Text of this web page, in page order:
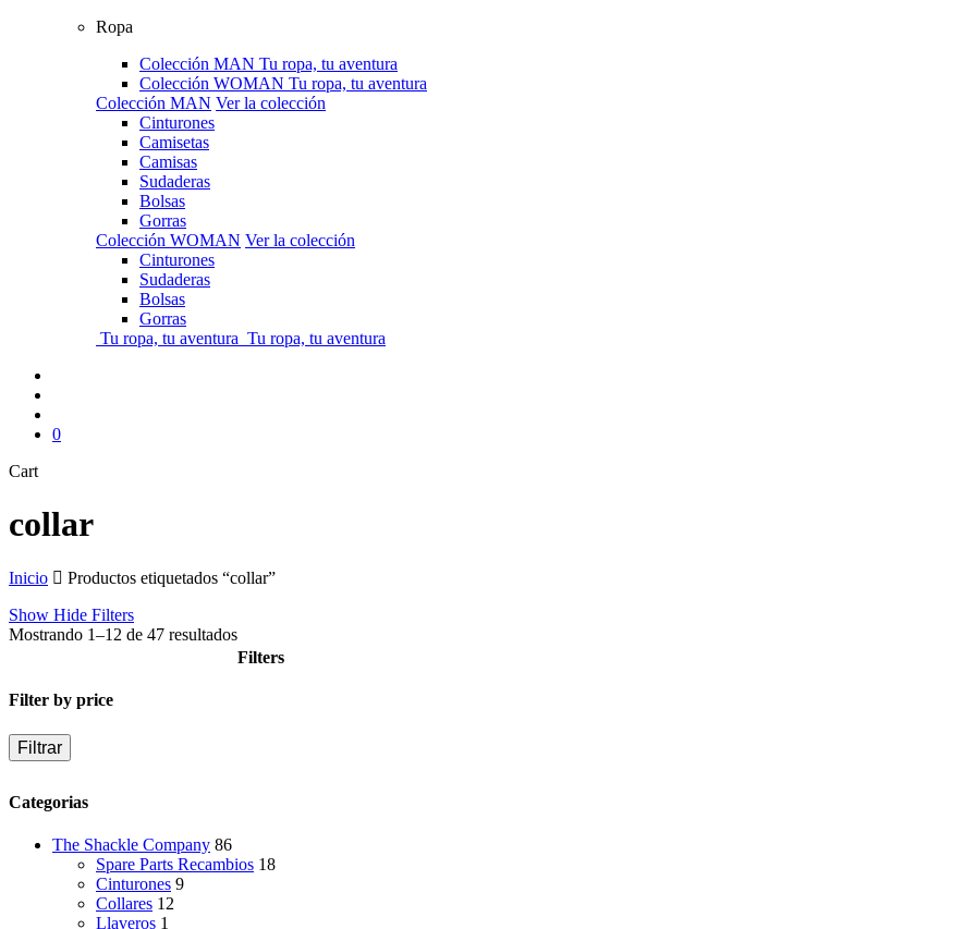
Ropa
Colección MAN Tu ropa, tu aventura
Colección WOMAN Tu ropa, tu aventura
Colección MAN Ver la colección
Cinturones
Camisetas
Camisas
Sudaderas
Bolsas
Gorras
Colección WOMAN Ver la colección
Cinturones
Sudaderas
Bolsas
Gorras
Tu ropa, tu aventura Tu ropa, tu aventura
0
CartClose
collar
Inicio
Productos etiquetados “collar”
Show Hide Filters
Mostrando 1–12 de 47 resultados
Filters
Close
Filter by price
Filtrar
Categorias
The Shackle Company 86
Spare Parts Recambios 18
Cinturones 9
Collares 12
Llaveros 1